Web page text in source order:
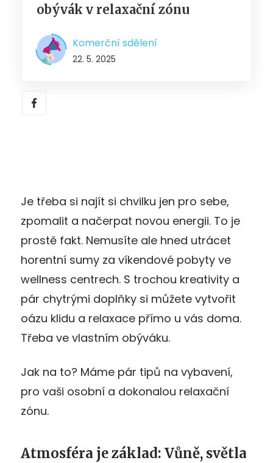
obývák v relaxační zónu
Komerční sdělení
22. 5. 2025
Je třeba si najít si chvilku jen pro sebe,
zpomalit a načerpat novou energii. To je
prostě fakt. Nemusíte ale hned utrácet
horentní sumy za víkendové pobyty ve
wellness centrech. S trochou kreativity a
pár chytrými doplňky si můžete vytvořit
oázu klidu a relaxace přímo u vás doma.
Třeba ve vlastním obýváku.
Jak na to? Máme pár tipů na vybavení,
pro vaši osobní a dokonalou relaxační
zónu.
Atmosféra je základ: Vůně, světla